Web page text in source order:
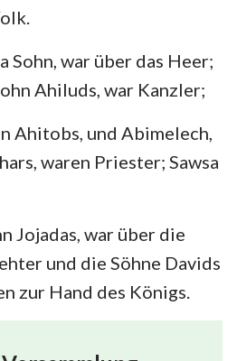
Sohn, war über das Heer;
Ahiluds, war Kanzler;
Ahitobs, und Abimelech,
waren Priester; Sawsa
Jojadas, war über die
und die Söhne Davids
zur Hand des Königs.